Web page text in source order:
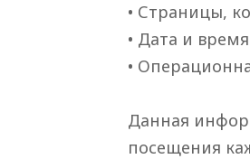
• Страницы,
• Дата и
•
Данная
посещения